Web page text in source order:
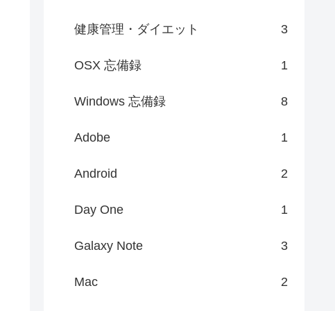
健康管理・ダイエット 3
OSX 忘備録 1
Windows 忘備録 8
Adobe 1
Android 2
Day One 1
Galaxy Note 3
Mac 2